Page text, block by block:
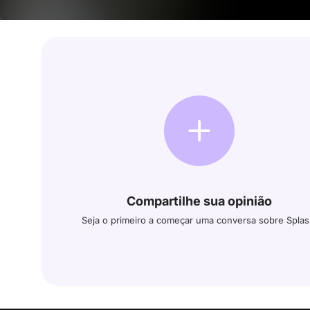
Compartilhe sua opinião
Seja o primeiro a começar uma conversa sobre